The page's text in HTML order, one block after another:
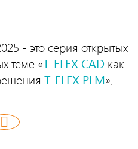
- это серия открытых
теме «T‑FLEX CAD как
T‑FLEX PLM».